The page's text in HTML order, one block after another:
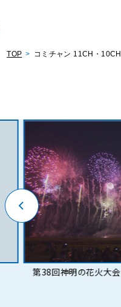
TOP コミチャン 11CH・10CH
第38回神明の花火大会